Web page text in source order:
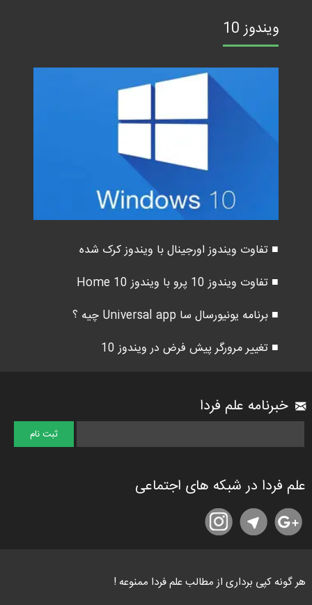
ویندوز 10
■ تفاوت ویندوز اورجینال با ویندوز کرک شده
■ تفاوت ویندوز 10 پرو با ویندوز 10 Home
■ برنامه یونیورسال سا Universal app چیه ؟
■ تغییر مرورگر پیش فرض در ویندوز 10
خبرنامه علم فردا
علم فردا در شبکه های اجتماعی
هر گونه کپی برداری از مطالب علم فردا ممنوعه !